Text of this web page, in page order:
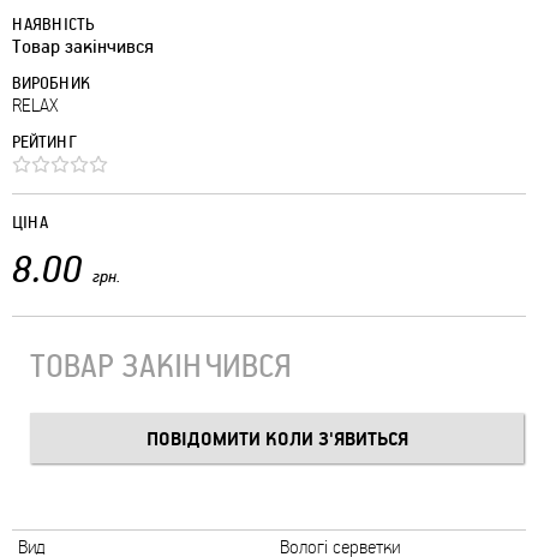
НАЯВНІСТЬ
Товар закінчився
ВИРОБНИК
RELAX
РЕЙТИНГ
ЦІНА
8.00 грн.
ТОВАР ЗАКІНЧИВСЯ
Вид
Вологі серветки